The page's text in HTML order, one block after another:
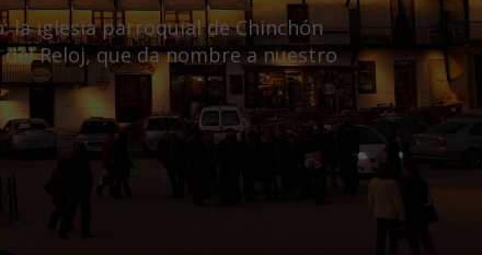
la iglesia parroquial de Chinchón
Reloj, que da nombre a nuestro